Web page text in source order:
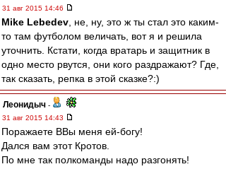
31 авг 2015 14:46
Mike Lebedev , не, ну, это ж ты стал это каким-
то там футболом величать, вот я и решила
уточнить. Кстати, когда вратарь и защитник в
одно место рвутся, они кого раздражают? Где,
так сказать, репка в этой сказке?:)
Леонидыч -
31 авг 2015 14:43
Поражаете ВВы меня ей-богу!
Дался вам этот Кротов.
По мне так полкоманды надо разгонять!